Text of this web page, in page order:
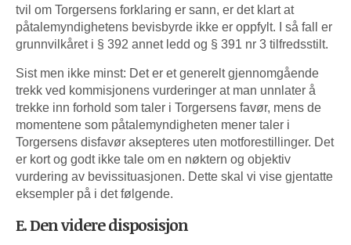
tvil om Torgersens forklaring er sann, er det klart at
påtalemyndighetens bevisbyrde ikke er oppfylt. I så fall er
grunnvilkåret i § 392 annet ledd og § 391 nr 3 tilfredsstilt.
Sist men ikke minst: Det er et generelt gjennomgående
trekk ved kommisjonens vurderinger at man unnlater å
trekke inn forhold som taler i Torgersens favør, mens de
momentene som påtalemyndigheten mener taler i
Torgersens disfavør aksepteres uten motforestillinger. Det
er kort og godt ikke tale om en nøktern og objektiv
vurdering av bevissituasjonen. Dette skal vi vise gjentatte
eksempler på i det følgende.
E. Den videre disposisjon